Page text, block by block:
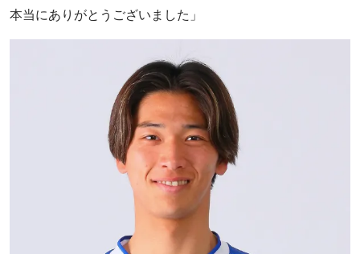
本当にありがとうございました」